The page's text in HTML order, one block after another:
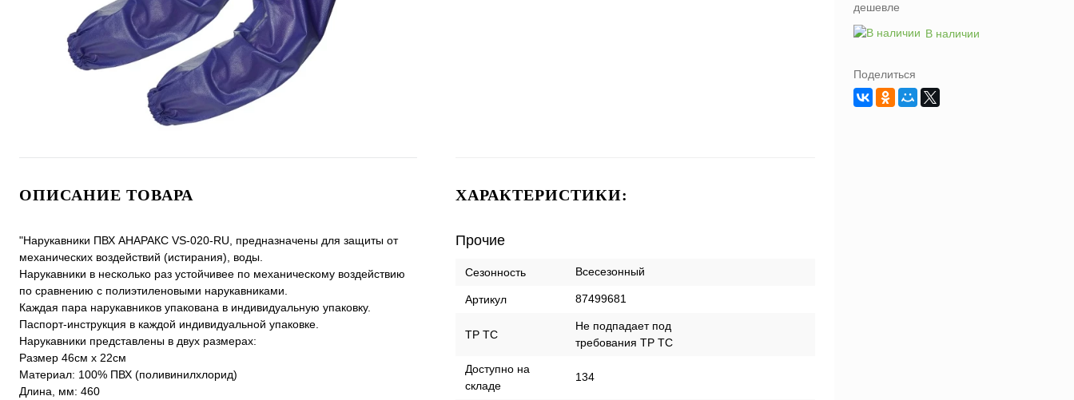
ОПИСАНИЕ ТОВАРА
"Нарукавники ПВХ АНАРАКС VS-020-RU, предназначены для защиты от
механических воздействий (истирания), воды.
Нарукавники в несколько раз устойчивее по механическому воздействию
по сравнению с полиэтиленовыми нарукавниками.
Каждая пара нарукавников упакована в индивидуальную упаковку.
Паспорт-инструкция в каждой индивидуальной упаковке.
Нарукавники представлены в двух размерах:
Размер 46см х 22см
Материал: 100% ПВХ (поливинилхлорид)
Длина, мм: 460
ХАРАКТЕРИСТИКИ:
Прочие
Сезонность Всесезонный
Артикул 87499681
ТР ТС
Не подпадает под
требования ТР ТС
Доступно на
складе
134
дешевле
В наличии
Поделиться